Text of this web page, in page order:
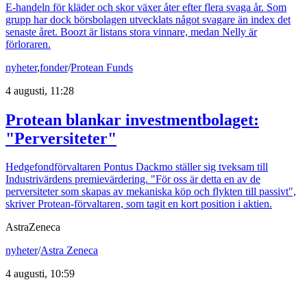
E-handeln för kläder och skor växer åter efter flera svaga år. Som
grupp har dock börsbolagen utvecklats något svagare än index det
senaste året. Boozt är listans stora vinnare, medan Nelly är
förloraren.
nyheter,fonder/Protean Funds
4 augusti, 11:28
Protean blankar investmentbolaget:
"Perversiteter"
Hedgefondförvaltaren Pontus Dackmo ställer sig tveksam till
Industrivärdens premievärdering. "För oss är detta en av de
perversiteter som skapas av mekaniska köp och flykten till passivt",
skriver Protean-förvaltaren, som tagit en kort position i aktien.
AstraZeneca
nyheter/Astra Zeneca
4 augusti, 10:59